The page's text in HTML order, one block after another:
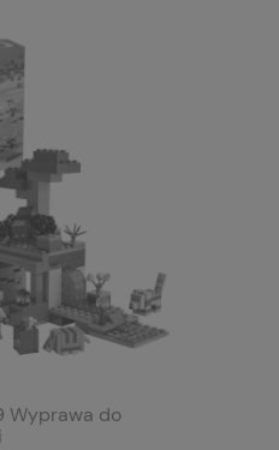
Wyprawa do